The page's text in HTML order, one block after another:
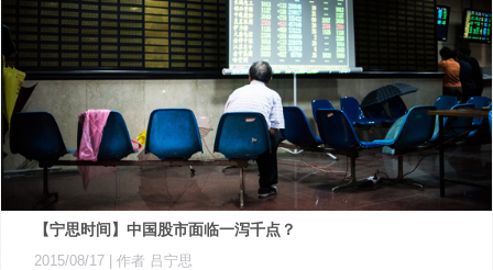
【宁思时间】中国股市面临一泻千点？
2015/08/17 | 作者 吕宁思